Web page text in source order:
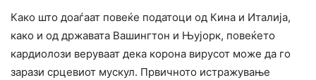
Како што доаѓаат повеќе податоци од Кина и Италија,
како и од државата Вашингтон и Њујорк, повеќето
кардиолози веруваат дека корона вирусот може да го
зарази срцевиот мускул. Првичното истражување